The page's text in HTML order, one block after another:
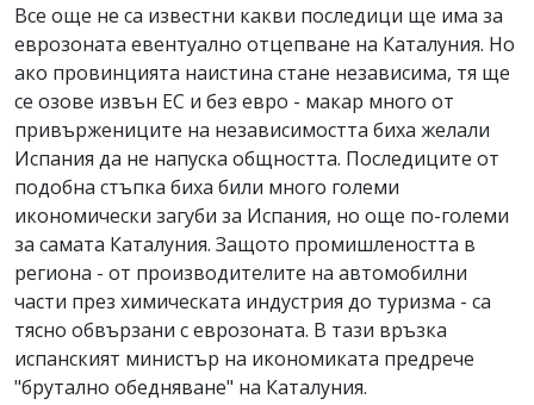
Все още не са известни какви последици ще има за
еврозоната евентуално отцепване на Каталуния. Но
ако провинцията наистина стане независима, тя ще
се озове извън ЕС и без евро - макар много от
привържениците на независимостта биха желали
Испания да не напуска общността. Последиците от
подобна стъпка биха били много големи
икономически загуби за Испания, но още по-големи
за самата Каталуния. Защото промишлеността в
региона - от производителите на автомобилни
части през химическата индустрия до туризма - са
тясно обвързани с еврозоната. В тази връзка
испанският министър на икономиката предрече
"брутално обедняване" на Каталуния.